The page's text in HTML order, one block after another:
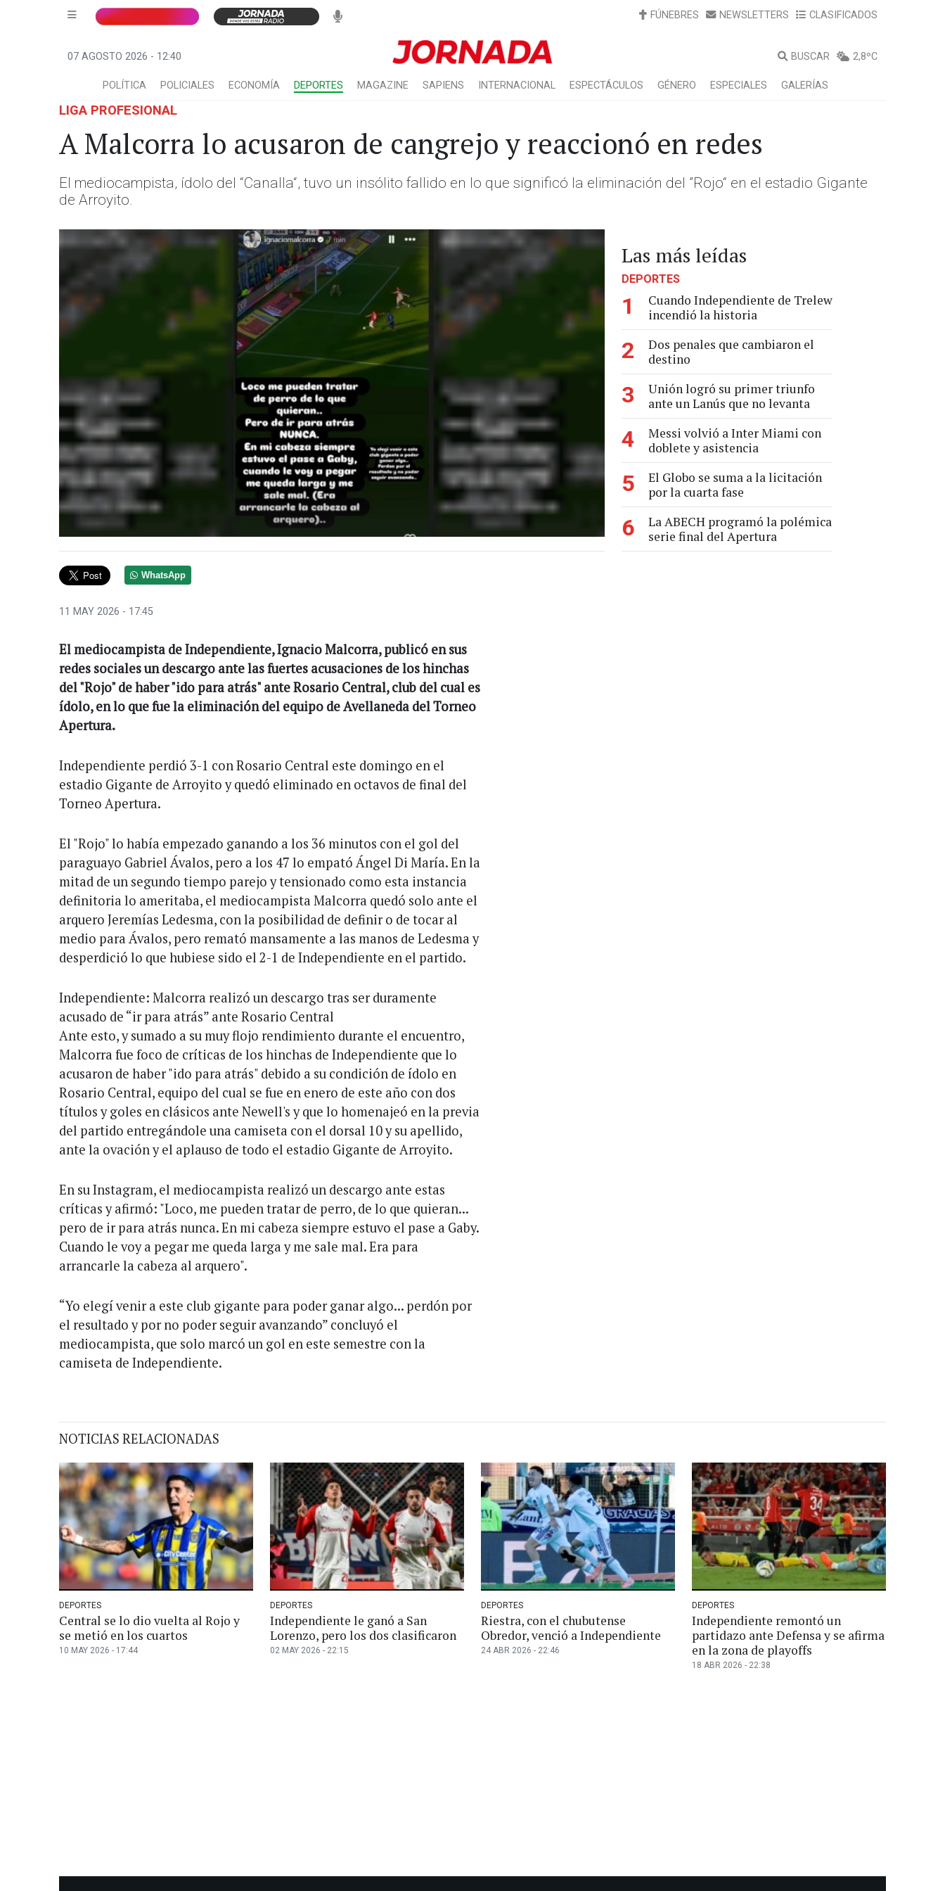
FÚNEBRES NEWSLETTERS CLASIFICADOS
07 AGOSTO 2026 - 12:40 BUSCAR 2,8ºC
POLÍTICA POLICIALES ECONOMÍA DEPORTES MAGAZINE SAPIENS INTERNACIONAL ESPECTÁCULOS GÉNERO ESPECIALES GALERÍAS
LIGA PROFESIONAL
A Malcorra lo acusaron de cangrejo y reaccionó en redes
El mediocampista, ídolo del “Canalla“, tuvo un insólito fallido en lo que significó la eliminación del ”Rojo“ en el estadio Gigante
de Arroyito.
WhatsApp
11 MAY 2026 - 17:45
El mediocampista de Independiente, Ignacio Malcorra, publicó en sus
redes sociales un descargo ante las fuertes acusaciones de los hinchas
del "Rojo" de haber "ido para atrás" ante Rosario Central, club del cual es
ídolo, en lo que fue la eliminación del equipo de Avellaneda del Torneo
Apertura.
Independiente perdió 3-1 con Rosario Central este domingo en el
estadio Gigante de Arroyito y quedó eliminado en octavos de final del
Torneo Apertura.
El "Rojo" lo había empezado ganando a los 36 minutos con el gol del
paraguayo Gabriel Ávalos, pero a los 47 lo empató Ángel Di María. En la
mitad de un segundo tiempo parejo y tensionado como esta instancia
definitoria lo ameritaba, el mediocampista Malcorra quedó solo ante el
arquero Jeremías Ledesma, con la posibilidad de definir o de tocar al
medio para Ávalos, pero remató mansamente a las manos de Ledesma y
desperdició lo que hubiese sido el 2-1 de Independiente en el partido.
Independiente: Malcorra realizó un descargo tras ser duramente
acusado de “ir para atrás” ante Rosario Central
Ante esto, y sumado a su muy flojo rendimiento durante el encuentro,
Malcorra fue foco de críticas de los hinchas de Independiente que lo
acusaron de haber "ido para atrás" debido a su condición de ídolo en
Rosario Central, equipo del cual se fue en enero de este año con dos
títulos y goles en clásicos ante Newell's y que lo homenajeó en la previa
del partido entregándole una camiseta con el dorsal 10 y su apellido,
ante la ovación y el aplauso de todo el estadio Gigante de Arroyito.
En su Instagram, el mediocampista realizó un descargo ante estas
críticas y afirmó: "Loco, me pueden tratar de perro, de lo que quieran...
pero de ir para atrás nunca. En mi cabeza siempre estuvo el pase a Gaby.
Cuando le voy a pegar me queda larga y me sale mal. Era para
arrancarle la cabeza al arquero".
“Yo elegí venir a este club gigante para poder ganar algo... perdón por
el resultado y por no poder seguir avanzando” concluyó el
mediocampista, que solo marcó un gol en este semestre con la
camiseta de Independiente.
Las más leídas
DEPORTES
1
Cuando Independiente de Trelew
incendió la historia
2
Dos penales que cambiaron el
destino
3
Unión logró su primer triunfo
ante un Lanús que no levanta
4
Messi volvió a Inter Miami con
doblete y asistencia
5
El Globo se suma a la licitación
por la cuarta fase
6
La ABECH programó la polémica
serie final del Apertura
NOTICIAS RELACIONADAS
DEPORTES
Central se lo dio vuelta al Rojo y
se metió en los cuartos
10 MAY 2026 - 17:44
DEPORTES
Independiente le ganó a San
Lorenzo, pero los dos clasificaron
02 MAY 2026 - 22:15
DEPORTES
Riestra, con el chubutense
Obredor, venció a Independiente
24 ABR 2026 - 22:46
DEPORTES
Independiente remontó un
partidazo ante Defensa y se afirma
en la zona de playoffs
18 ABR 2026 - 22:38